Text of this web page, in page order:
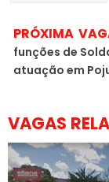
PRÓXIMA
funções de
atuação em
VAGAS